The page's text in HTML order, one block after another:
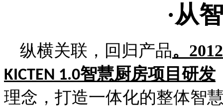
·从
纵横关联，回归产品。
KICTEN 1.0智慧厨房项目研发
理念，打造一体化的整体智